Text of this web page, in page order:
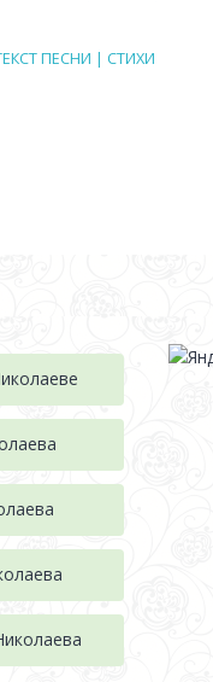
ПЕСНИ | СТИХИ
ва